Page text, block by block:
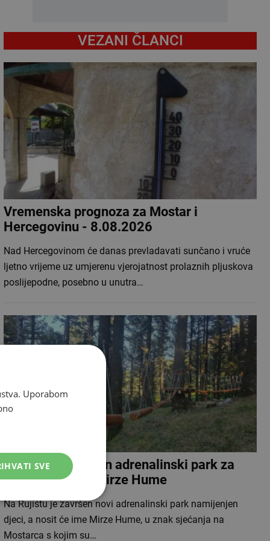
VEZANI ČLANCI
Vremenska prognoza za Mostar i
Hercegovinu - 8.08.2026
Nad Hercegovinom će danas prevladavati sunčano i vruće
ljetno vrijeme uz umjerenu vjerojatnost prolaznih pljuskova
poslijepodne, posebno u unutra…
Na Rujištu otvoren adrenalinski park za
djecu, nosi ime Mirze Hume
Na Rujištu je završen novi adrenalinski park namijenjen
djeci, a nosit će ime Mirze Hume, u znak sjećanja na
Mostarca s kojim su…
Uporabom
SVE